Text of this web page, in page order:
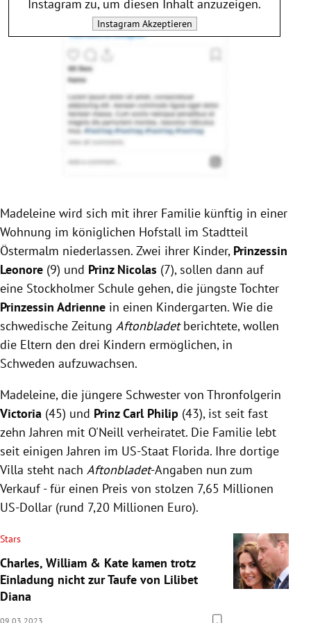
Instagram zu, um diesen Inhalt anzuzeigen.
InstagramAkzeptieren
Madeleine wird sich mit ihrer Familie künftig in einer
Wohnung im königlichen Hofstall im Stadtteil
Östermalm niederlassen. Zwei ihrer Kinder, Prinzessin
Leonore (9) und Prinz Nicolas (7), sollen dann auf
eine Stockholmer Schule gehen, die jüngste Tochter
Prinzessin Adrienne in einen Kindergarten. Wie die
schwedische Zeitung Aftonbladetberichtete, wollen
die Eltern den drei Kindern ermöglichen, in
Schweden aufzuwachsen.
Madeleine, die jüngere Schwester von Thronfolgerin
Victoria (45) und Prinz Carl Philip (43), ist seit fast
zehn Jahren mit O'Neill verheiratet. Die Familie lebt
seit einigen Jahren im US-Staat Florida. Ihre dortige
Villa steht nach Aftonbladet-Angaben nun zum
Verkauf - für einen Preis von stolzen 7,65 Millionen
US-Dollar (rund 7,20 Millionen Euro).
Stars
Charles, William & Kate kamen trotz
Einladung nicht zur Taufe von Lilibet
Diana
09.03.2023